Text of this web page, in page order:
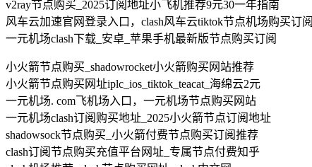
v2ray节点购买_2025订阅地址小飞机推荐9元30一年指南
风车云加速官网登录入口，clash风车云tiktok节点机场购买订阅
一元机场clash下载_安卓_苹果手机最新版节点购买订阅
小火箭节点购买_shadowrocket小火箭购买网站推荐
小火箭节点购买网址iplc_ios_tiktok_teacat_海绵云2元
一元机场. com飞机场入口，一元机场节点购买网站
一元机场clash订阅购买地址_2025小火箭节点订阅地址
shadowsock节点购买_小火箭付费节点购买订阅推荐
clash订阅节点购买充值平台网址_专属节点付费知乎